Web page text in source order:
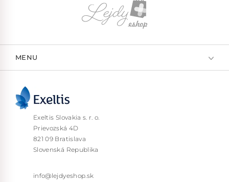
MENU
Exeltis Slovakia s. r. o.
Prievozská 4D
821 09 Bratislava
Slovenská Republika
info@lejdyeshop.sk